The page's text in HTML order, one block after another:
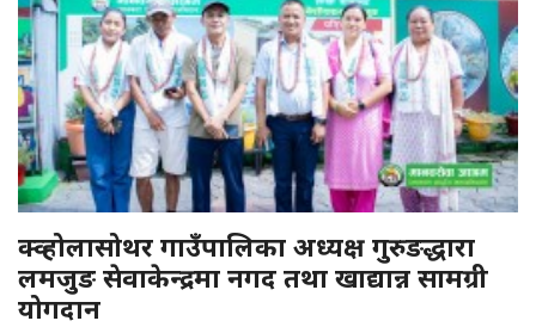
क्व्होलासोथर गाउँपालिका अध्यक्ष गुरुङद्धारा
लमजुङ सेवाकेन्द्रमा नगद तथा खाद्यान्न सामग्री
योगदान